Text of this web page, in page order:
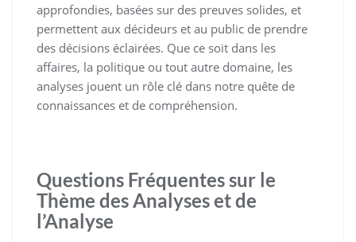
approfondies, basées sur des preuves solides, et
permettent aux décideurs et au public de prendre
des décisions éclairées. Que ce soit dans les
affaires, la politique ou tout autre domaine, les
analyses jouent un rôle clé dans notre quête de
connaissances et de compréhension.
Questions Fréquentes sur le
Thème des Analyses et de
l’Analyse